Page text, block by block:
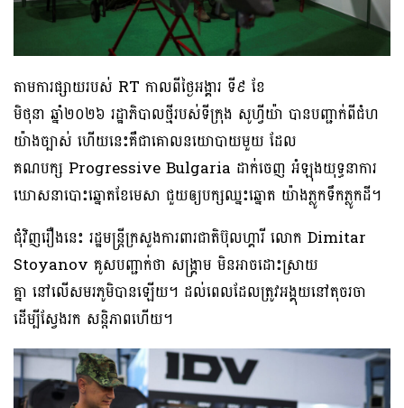
តាមការផ្សាយរបស់ RT កាលពីថ្ងៃអង្គារ ទី៩ ខែ
មិថុនា ឆ្នាំ២០២៦ រដ្ឋាភិបាលថ្មីរបស់ទីក្រុង សូហ្វីយ៉ា បានបញ្ជាក់ពីជំហ
យ៉ាងច្បាស់ ហើយនេះគឺជាគោលនយោបាយមួយ ដែល
គណបក្ស Progressive Bulgaria ដាក់ចេញ អំឡុងយុទ្ធនាការ
ឃោសនាបោះឆ្នោតខែមេសា ជួយឲ្យបក្សឈ្នះឆ្នោត យ៉ាងភ្លូកទឹកភ្លូកដី។
ជុំវិញរឿងនេះ រដ្ឋមន្ត្រីក្រសួងការពារជាតិប៊ុលហ្គារី លោក Dimitar
Stoyanov គូសបញ្ជាក់ថា សង្គ្រាម មិនអាចដោះស្រាយ
គ្នា នៅលើសមរភូមិបានឡើយ។ ដល់ពេលដែលត្រូវអង្គុយនៅតុចរចា
ដើម្បីស្វែងរក សន្តិភាពហើយ។